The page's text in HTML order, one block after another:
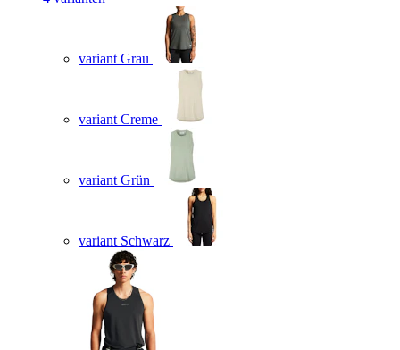
variant Grau
variant Creme
variant Grün
variant Schwarz